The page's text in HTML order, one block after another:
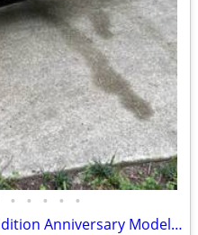
• • • • •
2005 Harley Fatboy Special Edition Anniversary Model (Private Owner)